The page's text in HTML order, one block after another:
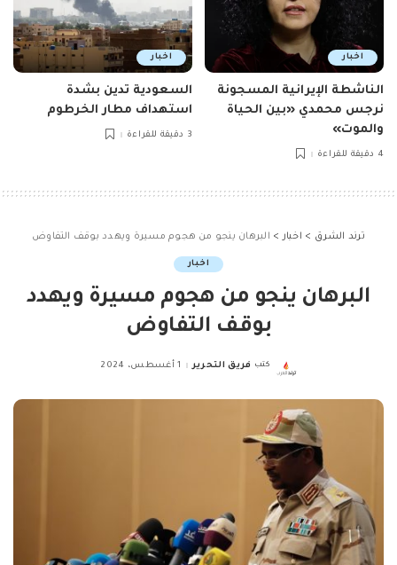
اخبار
الناشطة الإيرانية المسجونة
نرجس محمدي «بين الحياة
والموت»
4 دقيقة للقراءة
اخبار
السعودية تدين بشدة
استهداف مطار الخرطوم
3 دقيقة للقراءة
ترند الشرق > اخبار > البرهان ينجو من هجوم مسيرة ويهدد بوقف التفاوض
اخبار
البرهان ينجو من هجوم مسيرة ويهدد
بوقف التفاوض
Posted
كتب فريق التحرير 1 أغسطس، 2024